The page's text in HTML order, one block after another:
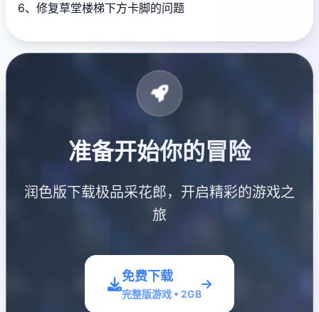
6、修复草堂楼梯下方卡脚的问题
准备开始你的冒险
润色版下载极品采花郎，开启精彩的游戏之
旅
免费下载
完整版游戏 • 2GB